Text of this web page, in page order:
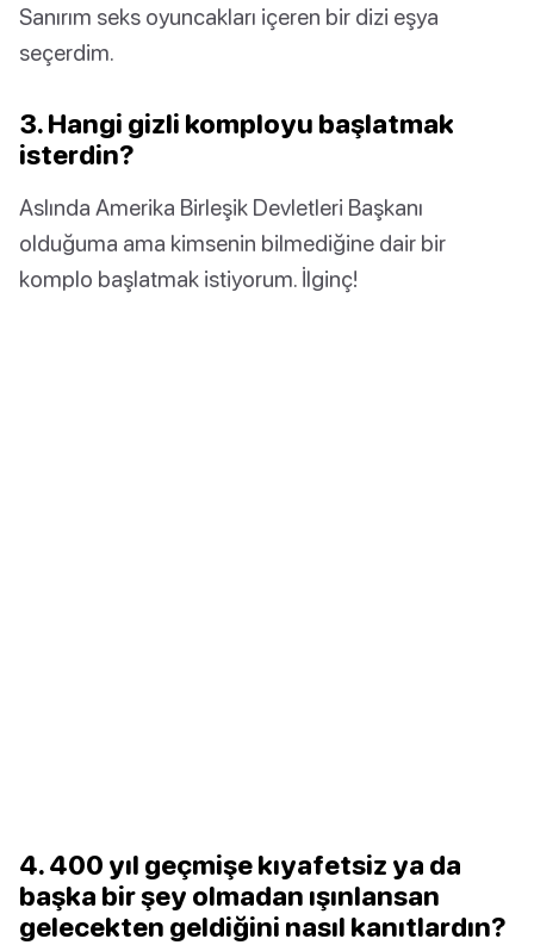
Sanırım seks oyuncakları içeren bir dizi eşya
seçerdim.
3. Hangi gizli komployu başlatmak
isterdin?
Aslında Amerika Birleşik Devletleri Başkanı
olduğuma ama kimsenin bilmediğine dair bir
komplo başlatmak istiyorum. İlginç!
4. 400 yıl geçmişe kıyafetsiz ya da
başka bir şey olmadan ışınlansan
gelecekten geldiğini nasıl kanıtlardın?